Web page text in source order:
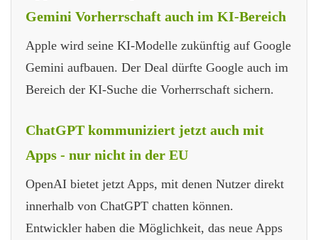
Gemini Vorherrschaft auch im KI-Bereich
Apple wird seine KI-Modelle zukünftig auf Google
Gemini aufbauen. Der Deal dürfte Google auch im
Bereich der KI-Suche die Vorherrschaft sichern.
ChatGPT kommuniziert jetzt auch mit
Apps - nur nicht in der EU
OpenAI bietet jetzt Apps, mit denen Nutzer direkt
innerhalb von ChatGPT chatten können.
Entwickler haben die Möglichkeit, das neue Apps